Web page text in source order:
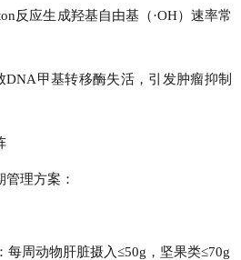
反应生成羟基自由基（·OH）速率常
DNA甲基转移酶失活，引发肿瘤抑制
理方案：
每周动物肝脏摄入≤50g，坚果类≤70g